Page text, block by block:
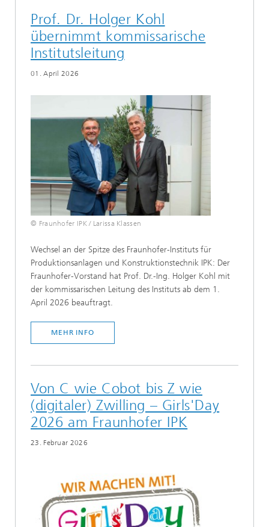
Prof. Dr. Holger Kohl
übernimmt kommissarische
Institutsleitung
01. April 2026
© Fraunhofer IPK / Larissa Klassen
Wechsel an der Spitze des Fraunhofer-Instituts für
Produktionsanlagen und Konstruktionstechnik IPK: Der
Fraunhofer-Vorstand hat Prof. Dr.-Ing. Holger Kohl mit
der kommissarischen Leitung des Instituts ab dem 1.
April 2026 beauftragt.
MEHR INFO
Von C wie Cobot bis Z wie
(digitaler) Zwilling – Girls'Day
2026 am Fraunhofer IPK
23. Februar 2026